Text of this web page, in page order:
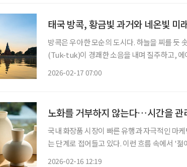
태국 방콕, 황금빛 과거와 네온빛 미
방콕은 우아한 모순의 도시다. 하늘을 찌를 듯
(Tuk-tuk)이 경쾌한 소음을 내며 질주하고, 에
2026-02-17 07:00
노화를 거부하지 않는다…시간을
국내 화장품 시장이 빠른 유행과 자극적인 마
는 단계로 접어들고 있다. 이런 흐름 속에서 '
2026-02-16 12:19